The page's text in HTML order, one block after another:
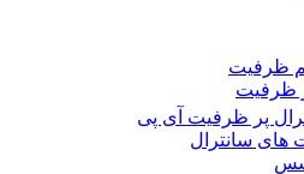
ظرفیت
ظرفیت
پر ظرفیت آی پی
های سانترال